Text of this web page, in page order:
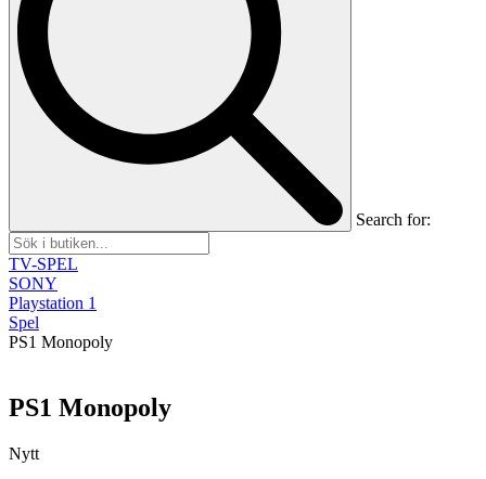
Search for:
TV-SPEL
SONY
Playstation 1
Spel
PS1 Monopoly
PS1 Monopoly
Nytt